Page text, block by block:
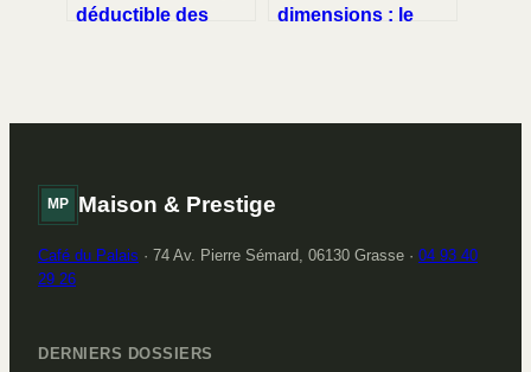
déductible des
dimensions : le
MP Maison & Prestige
Café du Palais · 74 Av. Pierre Sémard, 06130 Grasse · 04 93 40
29 26
DERNIERS DOSSIERS